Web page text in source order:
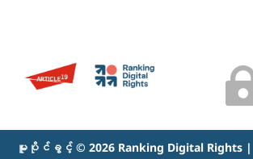
မူပိုင်ခွင့် © 2026 Ranking Digital